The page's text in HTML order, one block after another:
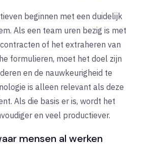
beginnen met een duidelijk
Als een team uren bezig is met
of het extraheren van
formulieren, moet het doel zijn
en de nauwkeurigheid te
is alleen relevant als deze
Als die basis er is, wordt het
en veel productiever.
mensen al werken